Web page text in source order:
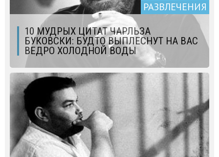
РАЗВЛЕЧЕНИЯ
10 МУДРЫХ ЦИТАТ ЧАРЛЬЗА
БУКОВСКИ: БУДТО ВЫПЛЕСНУТ НА ВАС
ВЕДРО ХОЛОДНОЙ ВОДЫ